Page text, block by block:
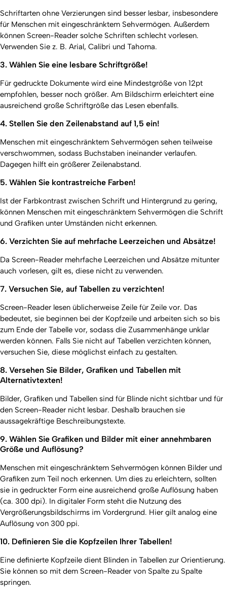
Schriftarten ohne Verzierungen sind besser lesbar, insbesondere
für Menschen mit eingeschränktem Sehvermögen. Außerdem
können Screen-Reader solche Schriften schlecht vorlesen.
Verwenden Sie z. B. Arial, Calibri und Tahoma.
3. Wählen Sie eine lesbare Schriftgröße!
Für gedruckte Dokumente wird eine Mindestgröße von 12pt
empfohlen, besser noch größer. Am Bildschirm erleichtert eine
ausreichend große Schriftgröße das Lesen ebenfalls.
4. Stellen Sie den Zeilenabstand auf 1,5 ein!
Menschen mit eingeschränktem Sehvermögen sehen teilweise
verschwommen, sodass Buchstaben ineinander verlaufen.
Dagegen hilft ein größerer Zeilenabstand.
5. Wählen Sie kontrastreiche Farben!
Ist der Farbkontrast zwischen Schrift und Hintergrund zu gering,
können Menschen mit eingeschränktem Sehvermögen die Schrift
und Grafiken unter Umständen nicht erkennen.
6. Verzichten Sie auf mehrfache Leerzeichen und Absätze!
Da Screen-Reader mehrfache Leerzeichen und Absätze mitunter
auch vorlesen, gilt es, diese nicht zu verwenden.
7. Versuchen Sie, auf Tabellen zu verzichten!
Screen-Reader lesen üblicherweise Zeile für Zeile vor. Das
bedeutet, sie beginnen bei der Kopfzeile und arbeiten sich so bis
zum Ende der Tabelle vor, sodass die Zusammenhänge unklar
werden können. Falls Sie nicht auf Tabellen verzichten können,
versuchen Sie, diese möglichst einfach zu gestalten.
8. Versehen Sie Bilder, Grafiken und Tabellen mit
Alternativtexten!
Bilder, Grafiken und Tabellen sind für Blinde nicht sichtbar und für
den Screen-Reader nicht lesbar. Deshalb brauchen sie
aussagekräftige Beschreibungstexte.
9. Wählen Sie Grafiken und Bilder mit einer annehmbaren
Größe und Auflösung?
Menschen mit eingeschränktem Sehvermögen können Bilder und
Grafiken zum Teil noch erkennen. Um dies zu erleichtern, sollten
sie in gedruckter Form eine ausreichend große Auflösung haben
(ca. 300 dpi). In digitaler Form steht die Nutzung des
Vergrößerungsbildschirms im Vordergrund. Hier gilt analog eine
Auflösung von 300 ppi.
10. Definieren Sie die Kopfzeilen Ihrer Tabellen!
Eine definierte Kopfzeile dient Blinden in Tabellen zur Orientierung.
Sie können so mit dem Screen-Reader von Spalte zu Spalte
springen.